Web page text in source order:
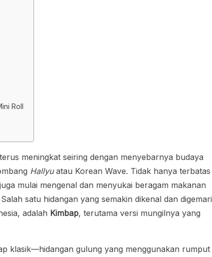
Roll
meningkat seiring dengan menyebarnya budaya
Hallyuatau Korean Wave. Tidak hanya terbatas
mulai mengenal dan menyukai beragam makanan
satu hidangan yang semakin dikenal dan digemari
adalah Kimbap, terutama versi mungilnya yang
klasik—hidangan gulung yang menggunakan rumput